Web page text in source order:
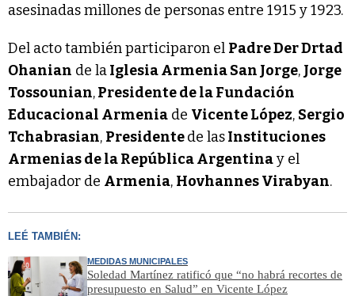
asesinadas millones de personas entre 1915 y 1923.
Del acto también participaron el Padre Der Drtad
Ohanian de laIglesia Armenia San Jorge, Jorge
Tossounian,Presidente de la Fundación
Educacional Armenia de Vicente López, Sergio
Tchabrasian, Presidentede lasInstituciones
Armenias de la República Argentinay el
embajador de Armenia, Hovhannes Virabyan.
LEÉ TAMBIÉN:
MEDIDAS MUNICIPALES
Soledad Martínez ratificó que “no habrá recortes de
presupuesto en Salud” en Vicente López